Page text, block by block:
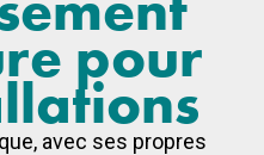
pour
avec ses propres